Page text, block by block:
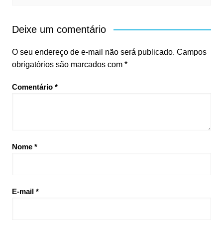
Deixe um comentário
O seu endereço de e-mail não será publicado. Campos
obrigatórios são marcados com *
Comentário *
Nome *
E-mail *